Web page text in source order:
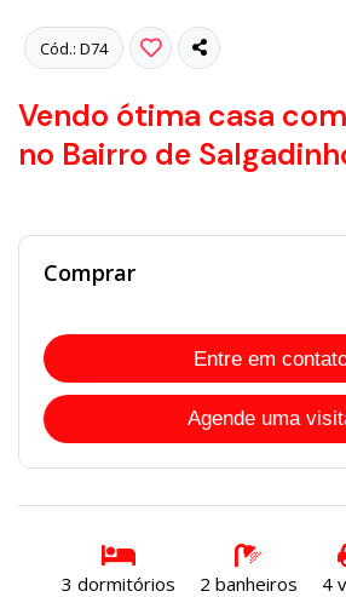
Cód.: D74
Vendo ótima casa
no Bairro de
Comprar
Entre em
Agende uma
3 dormitórios 2 banheiros 4